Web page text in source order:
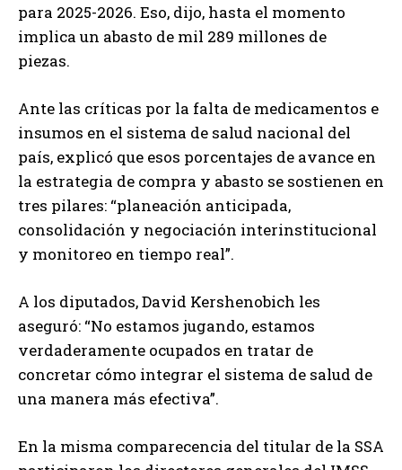
para 2025-2026. Eso, dijo, hasta el momento
implica un abasto de mil 289 millones de
piezas.
Ante las críticas por la falta de medicamentos e
insumos en el sistema de salud nacional del
país, explicó que esos porcentajes de avance en
la estrategia de compra y abasto se sostienen en
tres pilares: “planeación anticipada,
consolidación y negociación interinstitucional
y monitoreo en tiempo real”.
A los diputados, David Kershenobich les
aseguró: “No estamos jugando, estamos
verdaderamente ocupados en tratar de
concretar cómo integrar el sistema de salud de
una manera más efectiva”.
En la misma comparecencia del titular de la SSA